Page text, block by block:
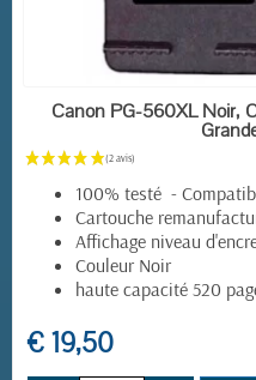
Canon PG-560XL Noir,
100% testé -
Cartouche
Affichage niveau
Couleur Noir
haute capacité 520
€ 19,50